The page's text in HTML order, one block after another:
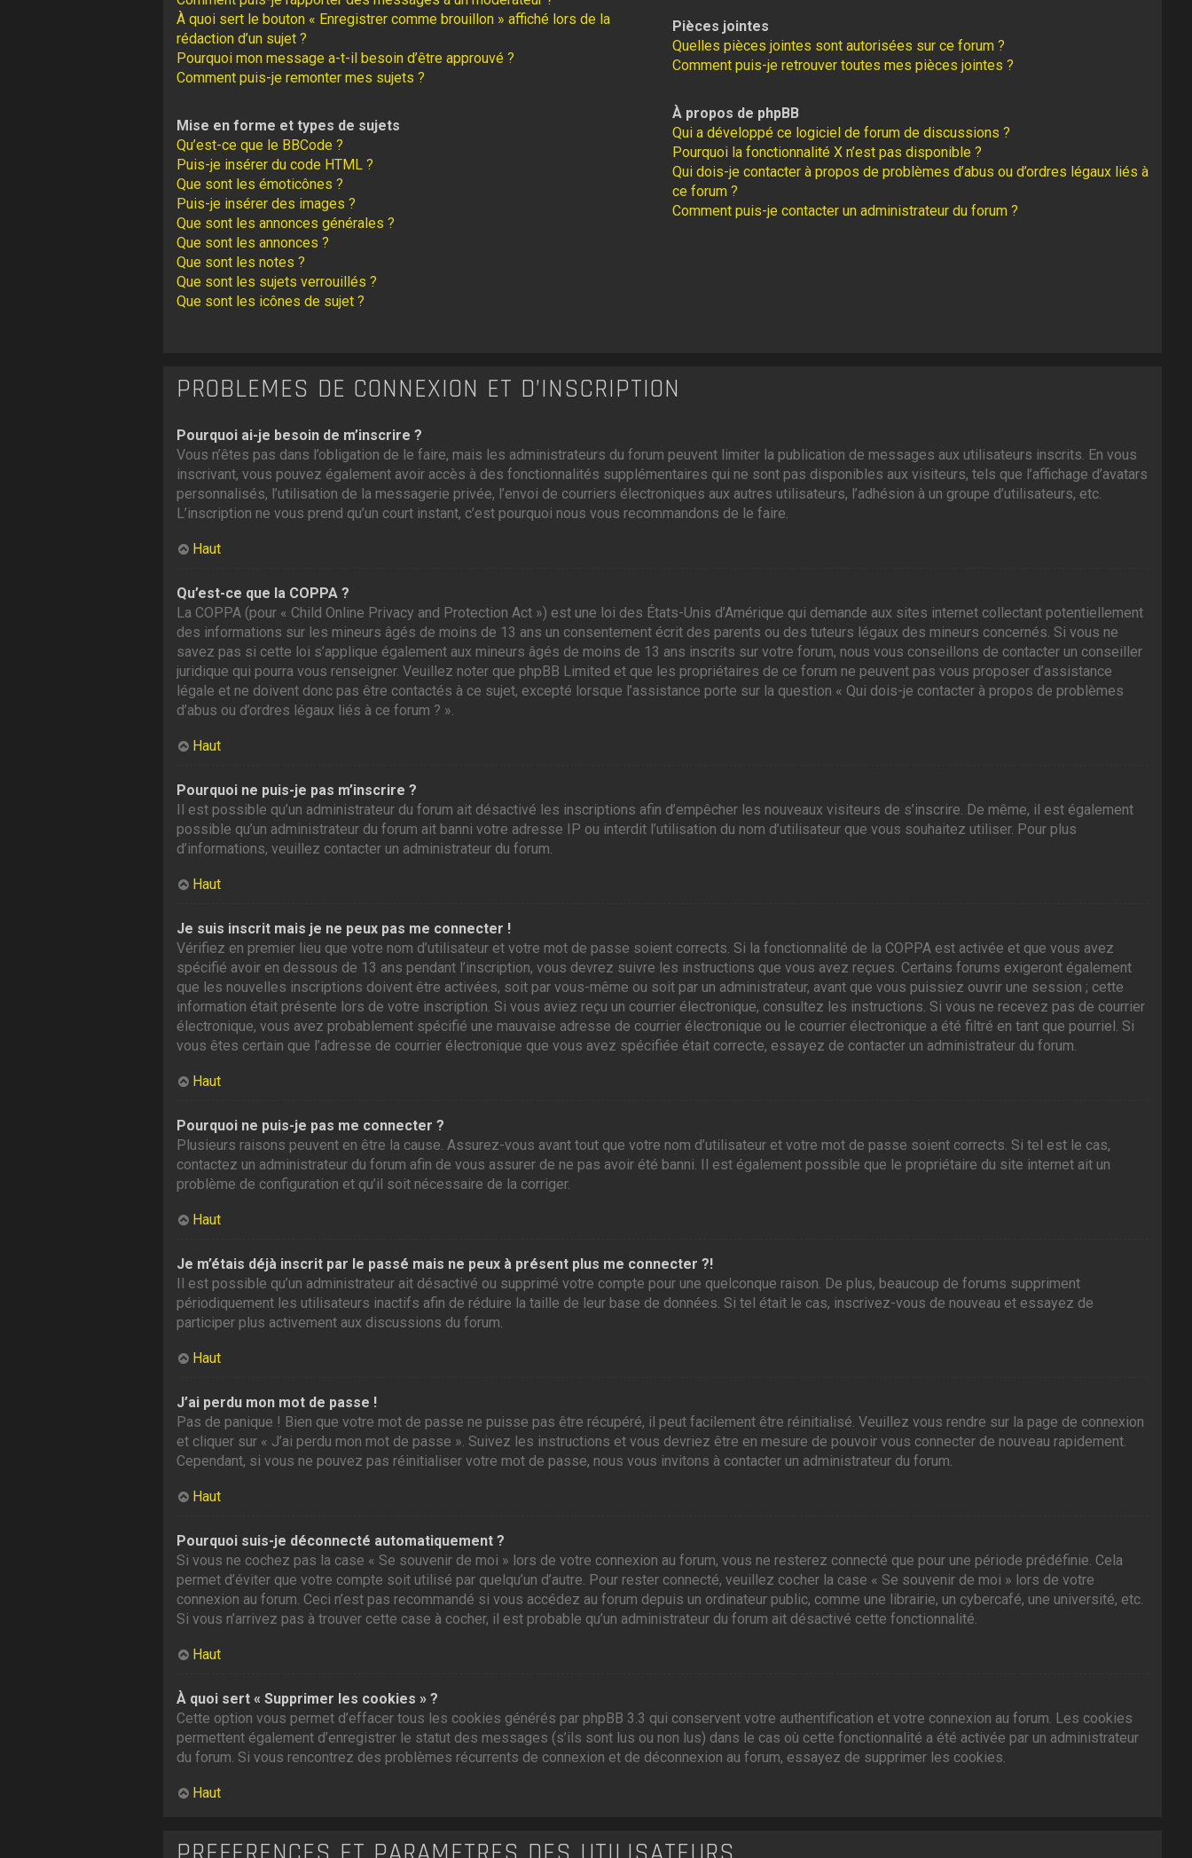
À quoi sert le bouton « Enregistrer comme brouillon » affiché lors de la
rédaction d’un sujet ?
Pourquoi mon message a-t-il besoin d’être approuvé ?
Comment puis-je remonter mes sujets ?
Mise en forme et types de sujets
Qu’est-ce que le BBCode ?
Puis-je insérer du code HTML ?
Que sont les émoticônes ?
Puis-je insérer des images ?
Que sont les annonces générales ?
Que sont les annonces ?
Que sont les notes ?
Que sont les sujets verrouillés ?
Que sont les icônes de sujet ?
Pièces jointes
Quelles pièces jointes sont autorisées sur ce forum ?
Comment puis-je retrouver toutes mes pièces jointes ?
À propos de phpBB
Qui a développé ce logiciel de forum de discussions ?
Pourquoi la fonctionnalité X n’est pas disponible ?
Qui dois-je contacter à propos de problèmes d’abus ou d’ordres légaux liés à
ce forum ?
Comment puis-je contacter un administrateur du forum ?
PROBLÈMES DE CONNEXION ET D’INSCRIPTION
Pourquoi ai-je besoin de m’inscrire ?
Vous n’êtes pas dans l’obligation de le faire, mais les administrateurs du forum peuvent limiter la publication de messages aux utilisateurs inscrits. En vous
inscrivant, vous pouvez également avoir accès à des fonctionnalités supplémentaires qui ne sont pas disponibles aux visiteurs, tels que l’affichage d’avatars
personnalisés, l’utilisation de la messagerie privée, l’envoi de courriers électroniques aux autres utilisateurs, l’adhésion à un groupe d’utilisateurs, etc.
L’inscription ne vous prend qu’un court instant, c’est pourquoi nous vous recommandons de le faire.
Haut
Qu’est-ce que la COPPA ?
La COPPA (pour « Child Online Privacy and Protection Act ») est une loi des États-Unis d’Amérique qui demande aux sites internet collectant potentiellement
des informations sur les mineurs âgés de moins de 13 ans un consentement écrit des parents ou des tuteurs légaux des mineurs concernés. Si vous ne
savez pas si cette loi s’applique également aux mineurs âgés de moins de 13 ans inscrits sur votre forum, nous vous conseillons de contacter un conseiller
juridique qui pourra vous renseigner. Veuillez noter que phpBB Limited et que les propriétaires de ce forum ne peuvent pas vous proposer d’assistance
légale et ne doivent donc pas être contactés à ce sujet, excepté lorsque l’assistance porte sur la question « Qui dois-je contacter à propos de problèmes
d’abus ou d’ordres légaux liés à ce forum ? ».
Haut
Pourquoi ne puis-je pas m’inscrire ?
Il est possible qu’un administrateur du forum ait désactivé les inscriptions afin d’empêcher les nouveaux visiteurs de s’inscrire. De même, il est également
possible qu’un administrateur du forum ait banni votre adresse IP ou interdit l’utilisation du nom d’utilisateur que vous souhaitez utiliser. Pour plus
d’informations, veuillez contacter un administrateur du forum.
Haut
Je suis inscrit mais je ne peux pas me connecter !
Vérifiez en premier lieu que votre nom d’utilisateur et votre mot de passe soient corrects. Si la fonctionnalité de la COPPA est activée et que vous avez
spécifié avoir en dessous de 13 ans pendant l’inscription, vous devrez suivre les instructions que vous avez reçues. Certains forums exigeront également
que les nouvelles inscriptions doivent être activées, soit par vous-même ou soit par un administrateur, avant que vous puissiez ouvrir une session ; cette
information était présente lors de votre inscription. Si vous aviez reçu un courrier électronique, consultez les instructions. Si vous ne recevez pas de courrier
électronique, vous avez probablement spécifié une mauvaise adresse de courrier électronique ou le courrier électronique a été filtré en tant que pourriel. Si
vous êtes certain que l’adresse de courrier électronique que vous avez spécifiée était correcte, essayez de contacter un administrateur du forum.
Haut
Pourquoi ne puis-je pas me connecter ?
Plusieurs raisons peuvent en être la cause. Assurez-vous avant tout que votre nom d’utilisateur et votre mot de passe soient corrects. Si tel est le cas,
contactez un administrateur du forum afin de vous assurer de ne pas avoir été banni. Il est également possible que le propriétaire du site internet ait un
problème de configuration et qu’il soit nécessaire de la corriger.
Haut
Je m’étais déjà inscrit par le passé mais ne peux à présent plus me connecter ?!
Il est possible qu’un administrateur ait désactivé ou supprimé votre compte pour une quelconque raison. De plus, beaucoup de forums suppriment
périodiquement les utilisateurs inactifs afin de réduire la taille de leur base de données. Si tel était le cas, inscrivez-vous de nouveau et essayez de
participer plus activement aux discussions du forum.
Haut
J’ai perdu mon mot de passe !
Pas de panique ! Bien que votre mot de passe ne puisse pas être récupéré, il peut facilement être réinitialisé. Veuillez vous rendre sur la page de connexion
et cliquer sur « J’ai perdu mon mot de passe ». Suivez les instructions et vous devriez être en mesure de pouvoir vous connecter de nouveau rapidement.
Cependant, si vous ne pouvez pas réinitialiser votre mot de passe, nous vous invitons à contacter un administrateur du forum.
Haut
Pourquoi suis-je déconnecté automatiquement ?
Si vous ne cochez pas la case « Se souvenir de moi » lors de votre connexion au forum, vous ne resterez connecté que pour une période prédéfinie. Cela
permet d’éviter que votre compte soit utilisé par quelqu’un d’autre. Pour rester connecté, veuillez cocher la case « Se souvenir de moi » lors de votre
connexion au forum. Ceci n’est pas recommandé si vous accédez au forum depuis un ordinateur public, comme une librairie, un cybercafé, une université, etc.
Si vous n’arrivez pas à trouver cette case à cocher, il est probable qu’un administrateur du forum ait désactivé cette fonctionnalité.
Haut
À quoi sert « Supprimer les cookies » ?
Cette option vous permet d’effacer tous les cookies générés par phpBB 3.3 qui conservent votre authentification et votre connexion au forum. Les cookies
permettent également d’enregistrer le statut des messages (s’ils sont lus ou non lus) dans le cas où cette fonctionnalité a été activée par un administrateur
du forum. Si vous rencontrez des problèmes récurrents de connexion et de déconnexion au forum, essayez de supprimer les cookies.
Haut